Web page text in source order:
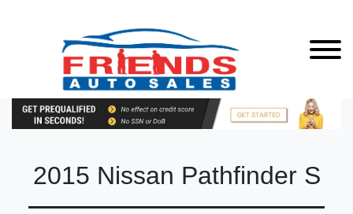
2015 Nissan Pathfinder S